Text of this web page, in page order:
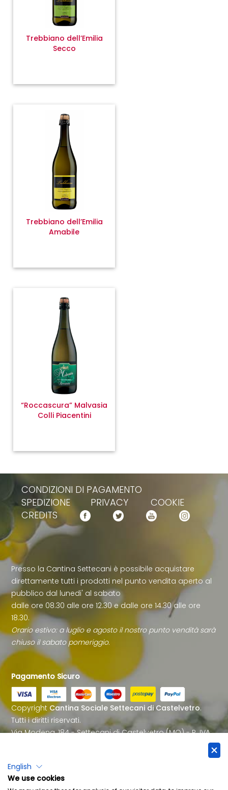
Trebbiano dell’Emilia
Secco
Trebbiano dell’Emilia
Amabile
“Roccascura” Malvasia
Colli Piacentini
CONDIZIONI DI PAGAMENTO
SPEDIZIONE
PRIVACY
COOKIE
CREDITS
Presso la Cantina Settecani è possibile acquistare
direttamente tutti i prodotti nel punto vendita aperto al
pubblico dal lunedi' al sabato
dalle ore 08.30 alle ore 12.30 e dalle ore 14.30 alle ore
18.30.
Orario estivo: a luglio e agosto il nostro punto vendità sarà
chiuso il sabato pomeriggio.
Pagamento Sicuro
Copyright Cantina Sociale Settecani di Castelvetro.
Tutti i diritti riservati.
Via Modena, 184 - Settecani di Castelvetro (MO) - P. IVA:
059 702010
English
We use cookies